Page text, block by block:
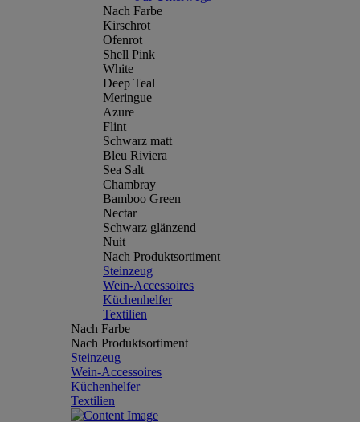
Nach Farbe
Kirschrot
Ofenrot
Shell Pink
White
Deep Teal
Meringue
Azure
Flint
Schwarz matt
Bleu Riviera
Sea Salt
Chambray
Bamboo Green
Nectar
Schwarz glänzend
Nuit
Nach Produktsortiment
Steinzeug
Wein-Accessoires
Küchenhelfer
Textilien
Nach Farbe
Nach Produktsortiment
Steinzeug
Wein-Accessoires
Küchenhelfer
Textilien